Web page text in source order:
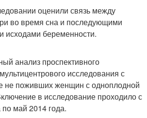
оценили связь между
во время сна и последующими
исходами беременности.
анализ проспективного
исследования с
не поживших женщин с одноплодной
в исследование проходило с
по май 2014 года.